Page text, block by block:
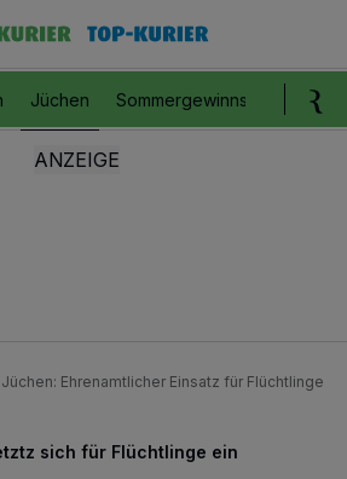
Jüchen Sommergewinnspiel
Jüchen: Ehrenamtlicher Einsatz für Flüchtlinge
sich für Flüchtlinge ein